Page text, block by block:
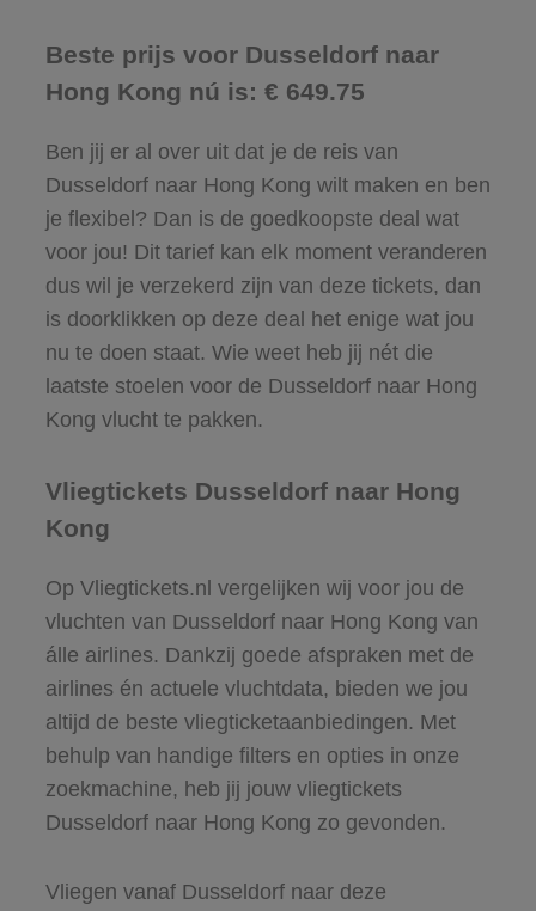
Beste prijs voor Dusseldorf naar
Hong Kong nú is: € 649.75
Ben jij er al over uit dat je de reis van
Dusseldorf naar Hong Kong wilt maken en ben
je flexibel? Dan is de goedkoopste deal wat
voor jou! Dit tarief kan elk moment veranderen
dus wil je verzekerd zijn van deze tickets, dan
is doorklikken op deze deal het enige wat jou
nu te doen staat. Wie weet heb jij nét die
laatste stoelen voor de Dusseldorf naar Hong
Kong vlucht te pakken.
Vliegtickets Dusseldorf naar Hong
Kong
Op Vliegtickets.nl vergelijken wij voor jou de
vluchten van Dusseldorf naar Hong Kong van
álle airlines. Dankzij goede afspraken met de
airlines én actuele vluchtdata, bieden we jou
altijd de beste vliegticketaanbiedingen. Met
behulp van handige filters en opties in onze
zoekmachine, heb jij jouw vliegtickets
Dusseldorf naar Hong Kong zo gevonden.
Vliegen vanaf Dusseldorf naar deze